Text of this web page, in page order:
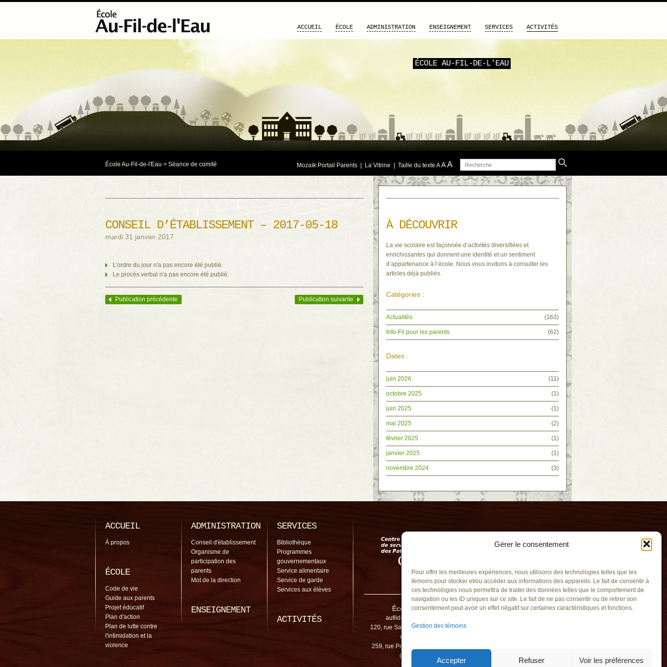
Gérer le consentement
Pour offrir les meilleures expériences, nous utilisons des technologies telles que les
témoins pour stocker et/ou accéder aux informations des appareils. Le fait de consentir à
ces technologies nous permettra de traiter des données telles que le comportement de
navigation ou les ID uniques sur ce site. Le fait de ne pas consentir ou de retirer son
consentement peut avoir un effet négatif sur certaines caractéristiques et fonctions.
Gestion des témoins
Accepter Refuser Voir les préférences
ÉCOLE AU-FIL-DE-L'EAU
ACCUEIL ÉCOLE ADMINISTRATION ENSEIGNEMENT SERVICES ACTIVITÉS
École Au-Fil-de-l'Eau > Séance de comité Mozaïk Portail Parents La Vitrine | Taille du texte A AA Recherche
CONSEIL D’ÉTABLISSEMENT – 2017-05-18
mardi 31 janvier 2017
L'ordre du jour n'a pas encore été publié.
Le procès verbal n'a pas encore été publié.
Navigation des articles
Publication précédente Publication suivante
À DÉCOUVRIR
La vie scolaire est façonnée d’activités diversifiées et
enrichissantes qui donnent une identité et un sentiment
d’appartenance à l’école. Nous vous invitons à consulter les
articles déjà publiés.
Catégories :
Actualités (163)
Info-Fil pour les parents (62)
Dates :
juin 2026 (11)
octobre 2025 (1)
juin 2025 (1)
mai 2025 (2)
février 2025 (1)
janvier 2025 (1)
novembre 2024 (3)
ACCUEIL
À propos
ÉCOLE
Code de vie
Guide aux parents
Projet éducatif
Plan d'action
Plan de lutte contre
l'intimidation et la
violence
ADMINISTRATION
Conseil d'établissement
Organisme de
participation des
parents
Mot de la direction
ENSEIGNEMENT
SERVICES
Bibliothèque
Programmes
gouvernementaux
Service alimentaire
Service de garde
Services aux élèves
ACTIVITÉS
École Au-Fil-de-l'Eau
aufildeleau@cssp.gouv.qc.ca
120, rue Sainte-Anne, Mont-Saint-Hilaire
(Québec) J3H 3A4
259, rue Provencher, Mont-Saint-Hilaire
(Québec) J3H 3M3